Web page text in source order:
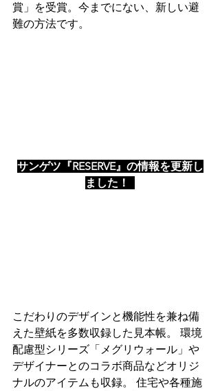
賞」を受賞。今までにない、新しい避
難の方法です。
サンゲツ『RESERVE』の情報を更新し
ました！
こだわりのデザインと機能性を兼ね備
えた壁紙を多数収録した見本帳。 環境
配慮型シリーズ「メグリウォール」や
デザイナーとのコラボ商品などオリジ
ナルのアイテムも収録。 住宅や各種施